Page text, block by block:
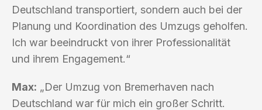
Deutschland transportiert, sondern auch bei der
Planung und Koordination des Umzugs geholfen.
Ich war beeindruckt von ihrer Professionalität
und ihrem Engagement.“
Max: „Der Umzug von Bremerhaven nach
Deutschland war für mich ein großer Schritt.